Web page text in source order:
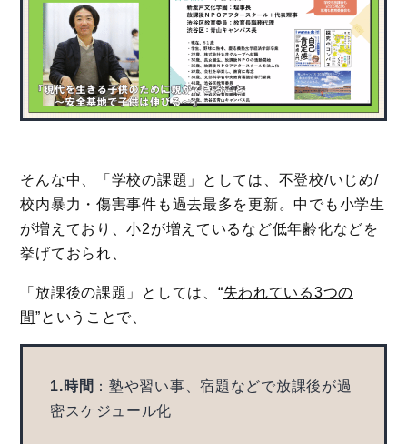
そんな中、「学校の課題」としては、不登校/いじめ/
校内暴力・傷害事件も過去最多を更新。中でも小学生
が増えており、小2が増えているなど低年齢化などを
挙げておられ、
「放課後の課題」としては、“失われている3つの
間”ということで、
1.時間 ：塾や習い事、宿題などで放課後が過
密スケジュール化